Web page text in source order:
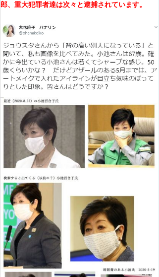
郎、重大犯罪者達は次々と逮捕されています。